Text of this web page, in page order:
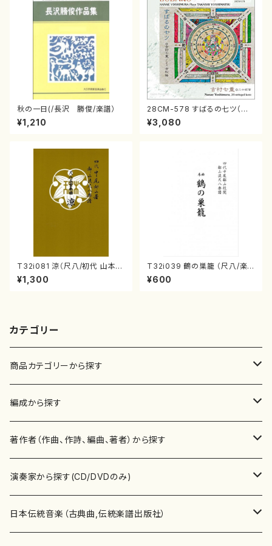
秋の一日(/長沢 勝俊/楽譜）
¥1,210
28CM-578 すばるの七ツ（二
十絃箏/クラリネット/ヴァイオリ
ン/チェロ/吉松 隆：/CD）
¥3,080
T32i081 涼（尺八/初代 山本邦
山/尺八/都山式譜）都山流公刊
楽譜曲番:530
¥1,300
T32i039 鶴の巣籠 （尺八/楽
譜）都山no.38
¥600
カテゴリー
商品カテゴリーから探す
楽譜
書籍
書籍
テキストブック
CD・DVD
チケット
編成から探す
邦楽器
箏・琴（ソロ）
箏・琴（合奏）
合唱
混声合唱
歌・声
著作者（作曲、作詩、編曲、著者）から探す
あ行
青木省三(アオキ ショウゾウ)
か行
演奏家から探す(CD/DVDのみ)
邦楽（箏、三味線、尺八等）演奏家
日本伝統音楽（古典曲,伝統楽譜出版社）